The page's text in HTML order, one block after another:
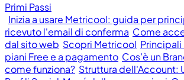
Primi Passi
Inizia a usare Metricool: guida per
ricevuto l'email di conferma Come
dal sito web Scopri Metricool Principali
piani Free e a pagamento Cos’è un
come funziona? Struttura dell'Account: